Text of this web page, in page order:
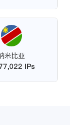
米比亚
IPs